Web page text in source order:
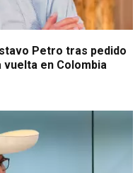
Petro tras pedido
vuelta en Colombia